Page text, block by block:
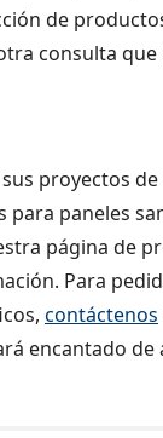
de
consulta que
proyectos
para paneles
página de
Para
contáctenos
encantado de